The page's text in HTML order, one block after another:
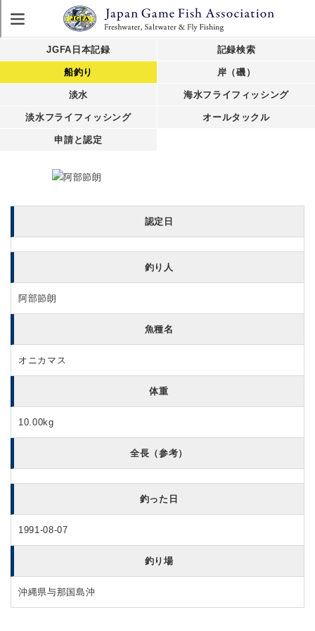
JGFA日本記録 記録検索
船釣り 岸（磯）
淡水 海水フライフィッシング
淡水フライフィッシング オールタックル
申請と認定
認定日
釣り人
阿部節朗
魚種名
オニカマス
体重
10.00kg
全長（参考）
釣った日
1991-08-07
釣り場
沖縄県与那国島沖